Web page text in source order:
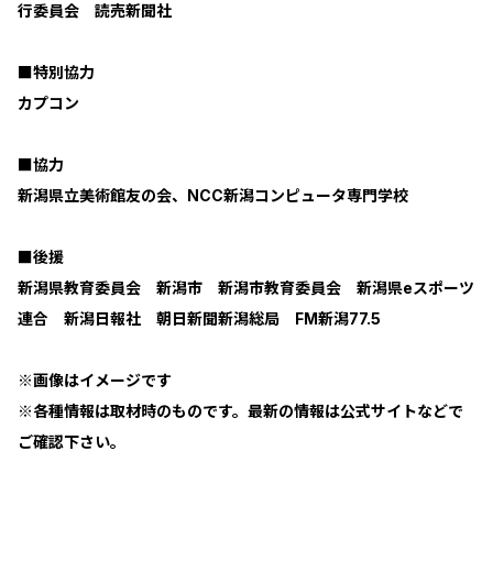
行委員会 読売新聞社
■特別協力
カプコン
■協力
新潟県立美術館友の会、NCC新潟コンピュータ専門学校
■後援
新潟県教育委員会 新潟市 新潟市教育委員会 新潟県eスポーツ
連合 新潟日報社 朝日新聞新潟総局 FM新潟77.5
※画像はイメージです
※各種情報は取材時のものです。最新の情報は公式サイトなどで
ご確認下さい。